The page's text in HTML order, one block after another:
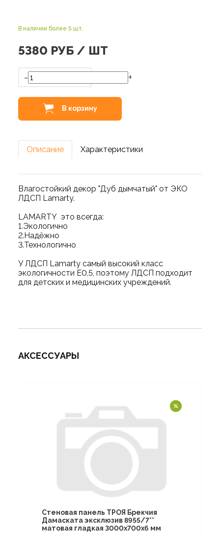
В наличии более 5 шт.
5380 РУБ / ШТ
- +
В корзину
Описание Характеристики
Влагостойкий декор "Дуб дымчатый" от ЭКО
ЛДСП Lamarty.
LAMARTY это всегда:
1.Экологично
2.Надёжно
3.Технологично
У ЛДСП Lamarty самый высокий класс
экологичности Е0,5, поэтому ЛДСП подходит
для детских и медицинских учреждений.
АКСЕССУАРЫ
Стеновая панель ТРОЯ Брекчия
Дамаската эксклюзив 8955/7**
матовая гладкая 3000х700х6 мм